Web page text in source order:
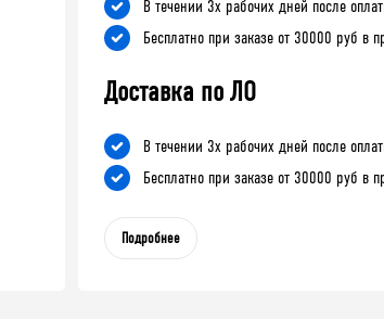
В течении 3х рабочих дней после
Бесплатно при заказе от 30000 руб в
Доставка по ЛО
В течении 3х рабочих дней после
Бесплатно при заказе от 30000 руб в
Подробнее